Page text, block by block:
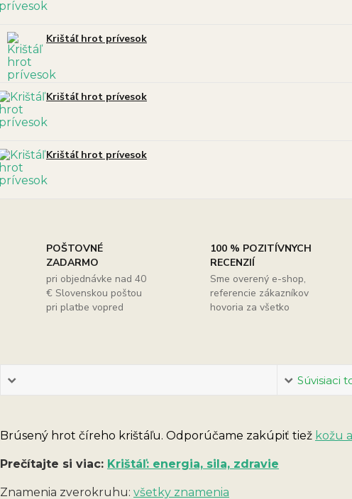
Krištáľ hrot prívesok
Krištáľ hrot prívesok
Krištáľ hrot prívesok
POŠTOVNÉ
ZADARMO
pri objednávke nad 40
€ Slovenskou poštou
pri platbe vopred
100 % POZITÍVNYCH
RECENZIÍ
Sme overený e-shop,
referencie zákazníkov
hovoria za všetko
Súvisiaci
Brúsený hrot číreho krištáľu. Odporúčame zakúpiť tiež kožu
Prečítajte si viac: Krištáľ: energia, sila, zdravie
Znamenia zverokruhu: všetky znamenia